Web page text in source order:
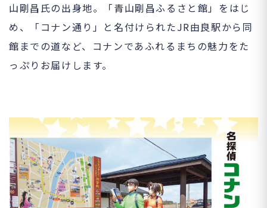
山剛昌氏の出身地。「青山剛昌ふるさと館」をはじ
め、「コナン通り」と名付けられたJR由良駅から同
館までの道など、コナンであふれるまちの魅力をた
っぷりお届けします。